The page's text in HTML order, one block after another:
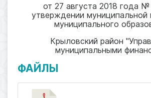
от 27 августа 2018 года
утверждении муниципальной
муниципального
Крыловский район
муниципальными
ФАЙЛЫ